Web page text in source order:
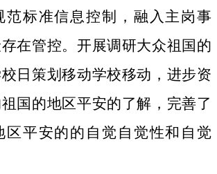
范标准信息控制，融入主岗事
在管控。开展调研大众祖国的
日策划移动学校移动，进步资
国的地区平安的了解，完善了
区平安的的自觉自觉性和自觉